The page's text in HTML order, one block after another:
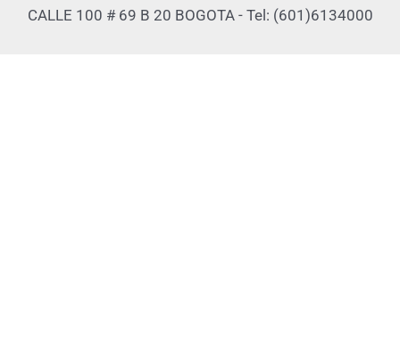
CALLE 100 # 69 B 20 BOGOTA - Tel: (601)6134000